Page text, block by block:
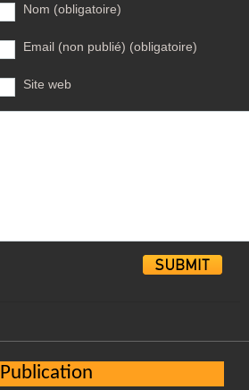
Nom (obligatoire)
Email (non publié) (obligatoire)
Site web
Publication